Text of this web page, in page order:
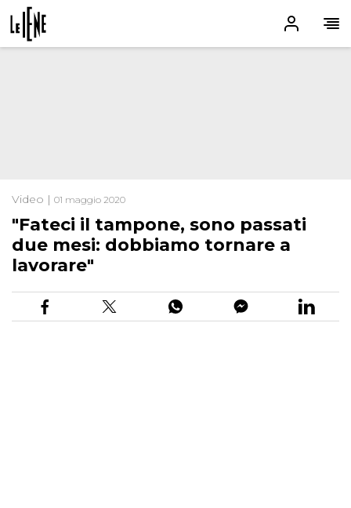
Video | 01 maggio 2020
"Fateci il tampone, sono passati
due mesi: dobbiamo tornare a
lavorare"